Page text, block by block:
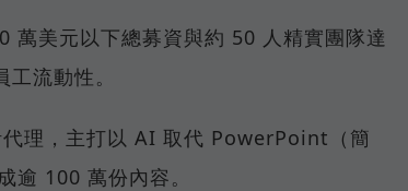
萬美元以下總募資與約 50 人精實團隊達
流動性。
理，主打以 AI 取代 PowerPoint（簡
逾 100 萬份內容。